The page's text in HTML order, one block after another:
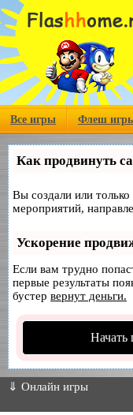
Все игры Флеш
Как продвинуть
Вы создали или
мероприятий,
Ускорение
Если вам трудно
первые результаты
бустер вернут деньги.
Начать
⇓ Онлайн игры